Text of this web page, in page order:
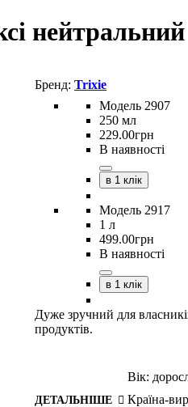
нейтральний
Trixie
2907
250 мл
229.00грн
В наявності
в 1 клік
2917
1 л
499.00грн
В наявності
в 1 клік
Дуже зручний для
продуктів.
ДЕТАЛЬНІШЕ
Вік:
Країна-